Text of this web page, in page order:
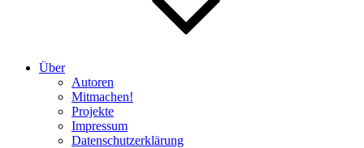
Über
Autoren
Mitmachen!
Projekte
Impressum
Datenschutzerklärung